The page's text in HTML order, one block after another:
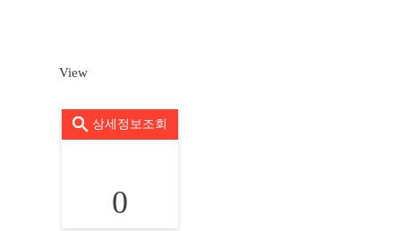
View
상세정보조회
0